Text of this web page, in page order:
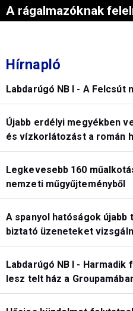
A rágalmazóknak
Hírnapló
Labdarúgó NB I - A Felcsút
Újabb erdélyi megyékben
és vízkorlátozást a román
Legkevesebb 160
nemzeti műgyűjteményből
A spanyol hatóságok
biztató üzeneteket
Labdarúgó NB I -
lesz telt ház a